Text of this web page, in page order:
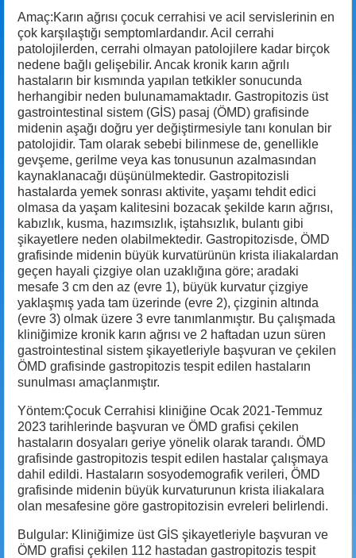
Amaç:Karın ağrısı çocuk cerrahisi ve acil servislerinin en
çok karşılaştığı semptomlardandır. Acil cerrahi
patolojilerden, cerrahi olmayan patolojilere kadar birçok
nedene bağlı gelişebilir. Ancak kronik karın ağrılı
hastaların bir kısmında yapılan tetkikler sonucunda
herhangibir neden bulunamamaktadır. Gastropitozis üst
gastrointestinal sistem (GİS) pasaj (ÖMD) grafisinde
midenin aşağı doğru yer değiştirmesiyle tanı konulan bir
patolojidir. Tam olarak sebebi bilinmese de, genellikle
gevşeme, gerilme veya kas tonusunun azalmasından
kaynaklanacağı düşünülmektedir. Gastropitozisli
hastalarda yemek sonrası aktivite, yaşamı tehdit edici
olmasa da yaşam kalitesini bozacak şekilde karın ağrısı,
kabızlık, kusma, hazımsızlık, iştahsızlık, bulantı gibi
şikayetlere neden olabilmektedir. Gastropitozisde, ÖMD
grafisinde midenin büyük kurvatürünün krista iliakalardan
geçen hayali çizgiye olan uzaklığına göre; aradaki
mesafe 3 cm den az (evre 1), büyük kurvatur çizgiye
yaklaşmış yada tam üzerinde (evre 2), çizginin altında
(evre 3) olmak üzere 3 evre tanımlanmıştır. Bu çalışmada
kliniğimize kronik karın ağrısı ve 2 haftadan uzun süren
gastrointestinal sistem şikayetleriyle başvuran ve çekilen
ÖMD grafisinde gastropitozis tespit edilen hastaların
sunulması amaçlanmıştır.
Yöntem:Çocuk Cerrahisi kliniğine Ocak 2021-Temmuz
2023 tarihlerinde başvuran ve ÖMD grafisi çekilen
hastaların dosyaları geriye yönelik olarak tarandı. ÖMD
grafisinde gastropitozis tespit edilen hastalar çalışmaya
dahil edildi. Hastaların sosyodemografik verileri, ÖMD
grafisinde midenin büyük kurvaturunun krista iliakalara
olan mesafesine göre gastropitozisin evreleri belirlendi.
Bulgular: Kliniğimize üst GİS şikayetleriyle başvuran ve
ÖMD grafisi çekilen 112 hastadan gastropitozis tespit